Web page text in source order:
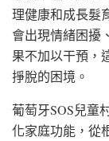
理健康和成長髮
會出現情緒困擾
果不加以干預，
掙脫的困境。
葡萄牙SOS兒童
化家庭功能，從